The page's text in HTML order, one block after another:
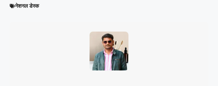
नेशनल डेस्क